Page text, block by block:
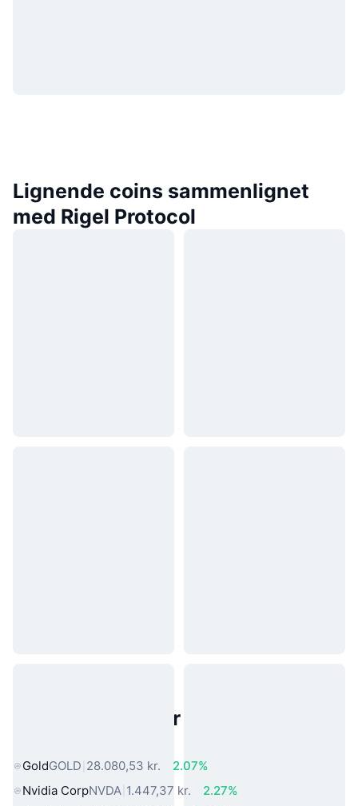
Lignende coins sammenlignet
med Rigel Protocol
Populære aktiver fra den virkelige
GoldGOLD 28.080,53 kr.
2.07%
Nvidia CorpNVDA 1.447,37 kr.
2.27%